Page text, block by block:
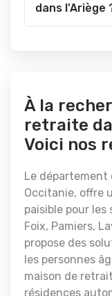
dans l'Ariège
À la
retraite
Voici nos
Le département
Occitanie, offre
paisible pour les
Foix, Pamiers,
propose des
les personnes
maison de
résidences